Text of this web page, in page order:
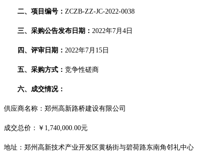
二、项目编号： ZCZB-ZZ-JC-2022-0038
三、采购公告发布日期： 2022年7月4日
四、评审日期： 2022年7月15日
五、 采购方式： 竞争性磋商
六、成交情况：
供应商名称：郑州高新路桥建设有限公司
成交总价：￥ 1,740,000.00元
地址：郑州高新技术产业开发区黄杨街与碧荷路东南角邻礼中心